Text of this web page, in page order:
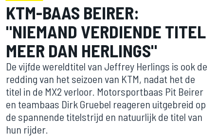
KTM-BAAS BEIRER:
"NIEMAND VERDIENDE TITEL
MEER DAN HERLINGS"
De vijfde wereldtitel van Jeffrey Herlings is ook de
redding van het seizoen van KTM, nadat het de
titel in de MX2 verloor. Motorsportbaas Pit Beirer
en teambaas Dirk Gruebel reageren uitgebreid op
de spannende titelstrijd en natuurlijk de titel van
hun rijder.